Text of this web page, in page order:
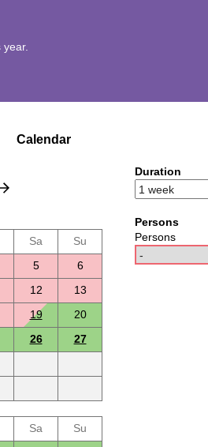
Calendar
Sa
Su
5
6
12
13
19
20
26
27
Sa
Su
Duration
Persons
Persons